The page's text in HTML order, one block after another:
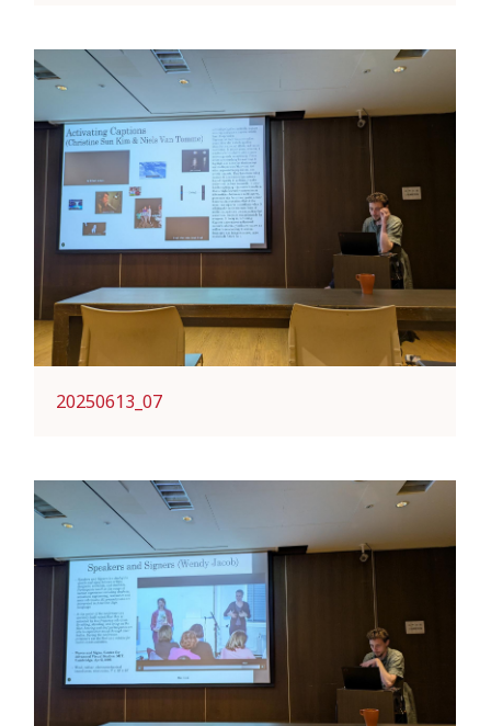
20250613_07